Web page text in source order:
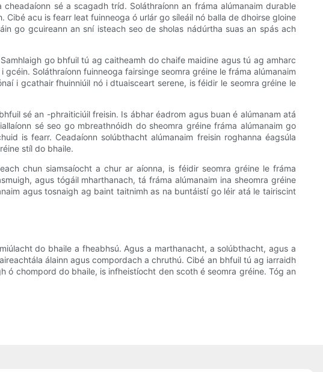
sé a scagadh tríd. Soláthraíonn an fráma alúmanaim durable
acu is fearr leat fuinneoga ó urlár go síleáil nó balla de dhoirse gloine
go gcuireann an sní isteach seo de sholas nádúrtha suas an spás ach
go bhfuil tú ag caitheamh do chaife maidine agus tú ag amharc
Soláthraíonn fuinneoga fairsinge seomra gréine le fráma alúmanaim
i gcathair fhuinniúil nó i dtuaisceart serene, is féidir le seomra gréine le
sé an -phraiticiúil freisin. Is ábhar éadrom agus buan é alúmanam atá
sé seo go mbreathnóidh do sheomra gréine fráma alúmanaim go
is fearr. Ceadaíonn solúbthacht alúmanaim freisin roghanna éagsúla
stíl do bhaile.
chun siamsaíocht a chur ar aíonna, is féidir seomra gréine le fráma
agus tógáil mharthanach, tá fráma alúmanaim ina sheomra gréine
agus tosnaigh ag baint taitnimh as na buntáistí go léir atá le tairiscint
do bhaile a fheabhsú. Agus a marthanacht, a solúbthacht, agus a
álainn agus compordach a chruthú. Cibé an bhfuil tú ag iarraidh
ó chompord do bhaile, is infheistíocht den scoth é seomra gréine. Tóg an